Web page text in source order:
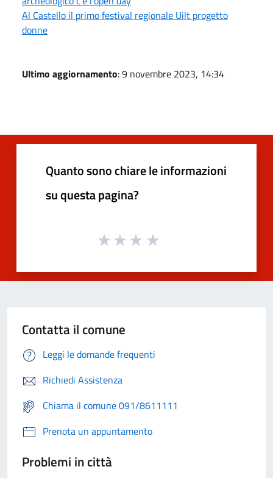
Al Castello il primo festival regionale Uilt progetto
donne
Ultimo aggiornamento: 9 novembre 2023, 14:34
Quanto sono chiare le informazioni
su questa pagina?
Contatta il comune
Leggi le domande frequenti
Richiedi Assistenza
Chiama il comune 091/8611111
Prenota un appuntamento
Problemi in città